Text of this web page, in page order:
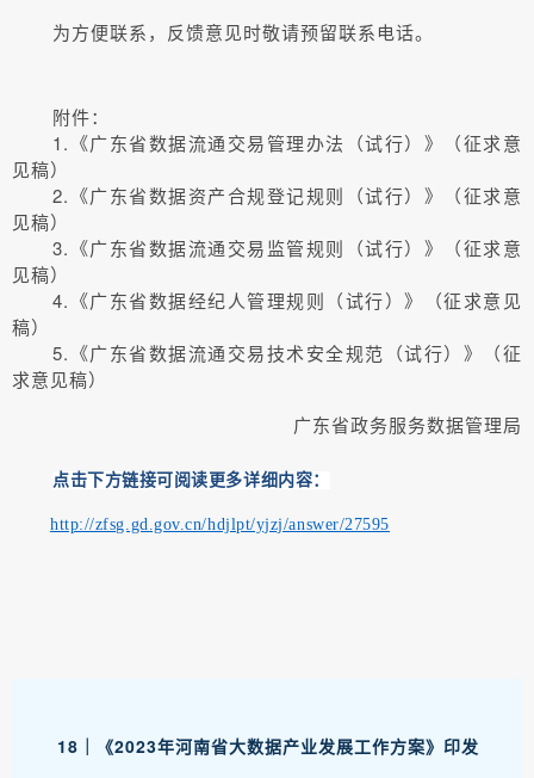
为方便联系，反馈意见时敬请预留联系电话。
附件：
1.《广东省数据流通交易管理办法（试行）》（征求意
见稿）
2.《广东省数据资产合规登记规则（试行）》（征求意
见稿）
3.《广东省数据流通交易监管规则（试行）》（征求意
见稿）
4.《广东省数据经纪人管理规则（试行）》（征求意见
稿）
5.《广东省数据流通交易技术安全规范（试行）》（征
求意见稿）
广东省政务服务数据管理局
点击下方链接可阅读更多详细内容：
http://zfsg.gd.gov.cn/hdjlpt/yjzj/answer/27595
18｜《2023年河南省大数据产业发展工作方案》印发